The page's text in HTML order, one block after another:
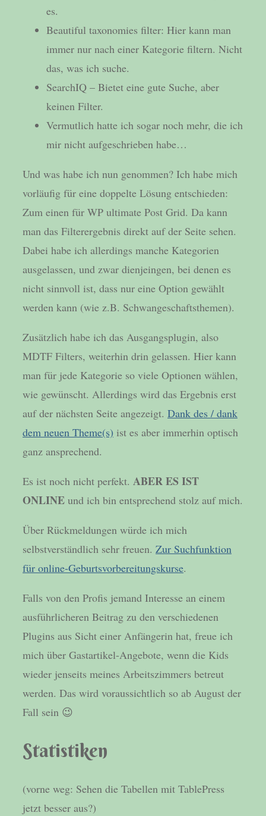
es.
Beautiful taxonomies filter: Hier kann man
immer nur nach einer Kategorie filtern. Nicht
das, was ich suche.
SearchIQ – Bietet eine gute Suche, aber
keinen Filter.
Vermutlich hatte ich sogar noch mehr, die ich
mir nicht aufgeschrieben habe…
Und was habe ich nun genommen? Ich habe mich
vorläufig für eine doppelte Lösung entschieden:
Zum einen für WP ultimate Post Grid. Da kann
man das Filterergebnis direkt auf der Seite sehen.
Dabei habe ich allerdings manche Kategorien
ausgelassen, und zwar dienjeingen, bei denen es
nicht sinnvoll ist, dass nur eine Option gewählt
werden kann (wie z.B. Schwangeschaftsthemen).
Zusätzlich habe ich das Ausgangsplugin, also
MDTF Filters, weiterhin drin gelassen. Hier kann
man für jede Kategorie so viele Optionen wählen,
wie gewünscht. Allerdings wird das Ergebnis erst
auf der nächsten Seite angezeigt. Dank des / dank
dem neuen Theme(s) ist es aber immerhin optisch
ganz ansprechend.
Es ist noch nicht perfekt. ABER ES IST
ONLINE und ich bin entsprechend stolz auf mich.
Über Rückmeldungen würde ich mich
selbstverständlich sehr freuen. Zur Suchfunktion
für online-Geburtsvorbereitungskurse.
Falls von den Profis jemand Interesse an einem
ausführlicheren Beitrag zu den verschiedenen
Plugins aus Sicht einer Anfängerin hat, freue ich
mich über Gastartikel-Angebote, wenn die Kids
wieder jenseits meines Arbeitszimmers betreut
werden. Das wird voraussichtlich so ab August der
Fall sein 😉
Statistiken
(vorne weg: Sehen die Tabellen mit TablePress
jetzt besser aus?)